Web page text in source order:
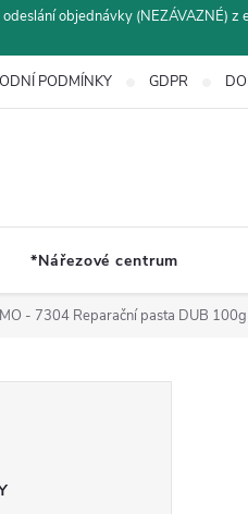
objednávky (NEZÁVAZNÉ)
PODMÍNKY GDPR
*Nářezové centrum
- 7304 Reparační pasta DUB 100g